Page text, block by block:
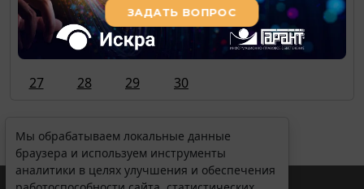
13
14 15 16 17 18
19
21 22 24 25
27
28 29 30
Мы обрабатываем локальные данные
браузера и используем инструменты
аналитики в целях улучшения и обеспечения